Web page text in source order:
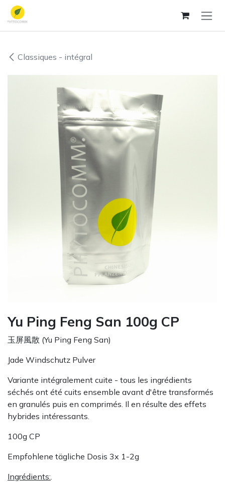
Se rendre au contenu
Classiques - intégral
Yu Ping Feng San 100g CP
玉屏風散 (Yu Ping Feng San)
Jade Windschutz Pulver
Variante intégralement cuite - tous les ingrédients
séchés ont été cuits ensemble avant d'être transformés
en granulés puis en comprimés. Il en résulte des effets
hybrides intéressants.
100g CP
Empfohlene tägliche Dosis 3x 1-2g
Ingrédients: